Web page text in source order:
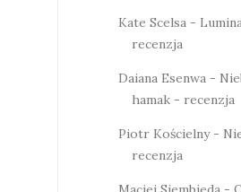
Kate Scelsa -
recenzja
Daiana Esenwa -
hamak - recenzja
Piotr Kościelny -
recenzja